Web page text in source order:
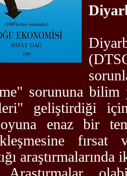
sorununa bilim
geliştirdiği
enaz bir
fırsat